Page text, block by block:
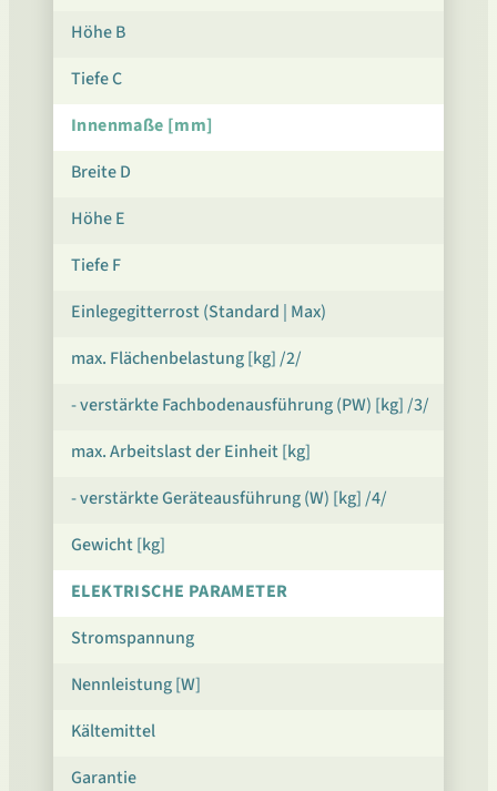
Höhe B
Tiefe C
Innenmaße [mm]
Breite D
Höhe E
Tiefe F
Einlegegitterrost (Standard | Max)
max. Flächenbelastung [kg] /2/
- verstärkte Fachbodenausführung (PW) [kg] /3/
max. Arbeitslast der Einheit [kg]
- verstärkte Geräteausführung (W) [kg] /4/
Gewicht [kg]
ELEKTRISCHE PARAMETER
Stromspannung
Nennleistung [W]
Kältemittel
Garantie